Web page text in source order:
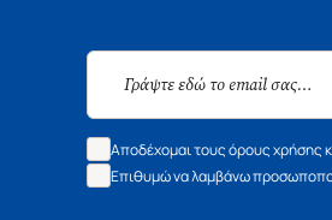
Αποδέχομαι τους όρους χρήσης
Επιθυμώ να λαμβάνω